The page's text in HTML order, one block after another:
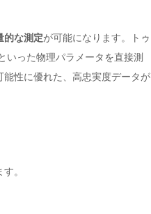
的な測定が可能になります。トゥ
いった物理パラメータを直接測
性に優れた、高忠実度データが
。